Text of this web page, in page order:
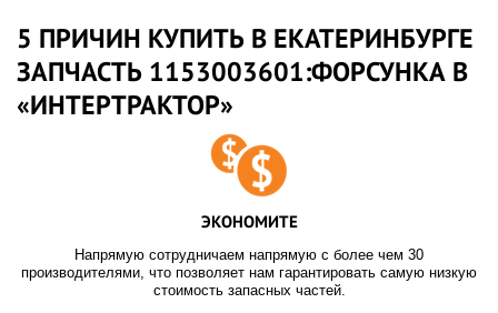
5 ПРИЧИН КУПИТЬ В ЕКАТЕРИНБУРГЕ
ЗАПЧАСТЬ 1153003601:ФОРСУНКА В
«ИНТЕРТРАКТОР»
ЭКОНОМИТЕ
Напрямую сотрудничаем напрямую с более чем 30
производителями, что позволяет нам гарантировать самую низкую
стоимость запасных частей.